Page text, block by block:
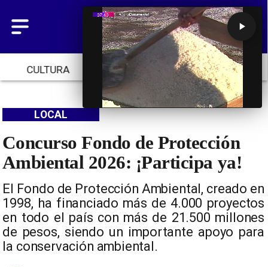
CULTURA TENDENCIAS INICIO
Concurso Fondo de Protección
Ambiental 2026: ¡Participa ya!
El Fondo de Protección Ambiental, creado en
1998, ha financiado más de 4.000 proyectos
en todo el país con más de 21.500 millones
de pesos, siendo un importante apoyo para
la conservación ambiental.
LOCAL